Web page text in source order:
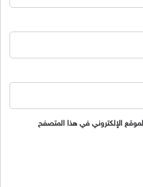
الإلكتروني في هذا المتصفح